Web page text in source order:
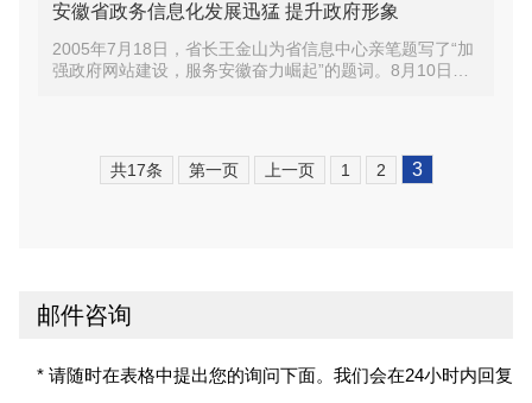
安徽省政务信息化发展迅猛 提升政府形象
2005年7月18日，省长王金山为省信息中心亲笔题写了“加
强政府网站建设，服务安徽奋力崛起”的题词。8月10日，
共17条 第一页 上一页 1 2 3
邮件咨询
* 请随时在表格中提出您的询问下面。我们会在24小时内回复